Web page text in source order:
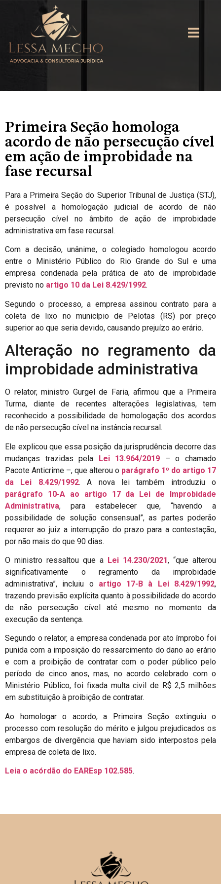
Primeira Seção homologa
acordo de não persecução cível
em ação de improbidade na
fase recursal
Para a Primeira Seção do Superior Tribunal de Justiça (STJ),
é possível a homologação judicial de acordo de não
persecução cível no âmbito de ação de improbidade
administrativa em fase recursal.
Com a decisão, unânime, o colegiado homologou acordo
entre o Ministério Público do Rio Grande do Sul e uma
empresa condenada pela prática de ato de improbidade
previsto no artigo 10 da Lei 8.429/1992.
Segundo o processo, a empresa assinou contrato para a
coleta de lixo no município de Pelotas (RS) por preço
superior ao que seria devido, causando prejuízo ao erário.
Alteração no regramento da
improbidade administrativa
O relator, ministro Gurgel de Faria, afirmou que a Primeira
Turma, diante de recentes alterações legislativas, tem
reconhecido a possibilidade de homologação dos acordos
de não persecução cível na instância recursal.
Ele explicou que essa posição da jurisprudência decorre das
mudanças trazidas pela Lei 13.964/2019 – o chamado
Pacote Anticrime –, que alterou o parágrafo 1º do artigo 17
da Lei 8.429/1992. A nova lei também introduziu o
parágrafo 10-A ao artigo 17 da Lei de Improbidade
Administrativa, para estabelecer que, “havendo a
possibilidade de solução consensual”, as partes poderão
requerer ao juiz a interrupção do prazo para a contestação,
por não mais do que 90 dias.
O ministro ressaltou que a Lei 14.230/2021, “que alterou
significativamente o regramento da improbidade
administrativa”, incluiu o artigo 17-B à Lei 8.429/1992,
trazendo previsão explícita quanto à possibilidade do acordo
de não persecução cível até mesmo no momento da
execução da sentença.
Segundo o relator, a empresa condenada por ato ímprobo foi
punida com a imposição do ressarcimento do dano ao erário
e com a proibição de contratar com o poder público pelo
período de cinco anos, mas, no acordo celebrado com o
Ministério Público, foi fixada multa civil de R$ 2,5 milhões
em substituição à proibição de contratar.
Ao homologar o acordo, a Primeira Seção extinguiu o
processo com resolução do mérito e julgou prejudicados os
embargos de divergência que haviam sido interpostos pela
empresa de coleta de lixo.
Leia o acórdão do EAREsp 102.585.